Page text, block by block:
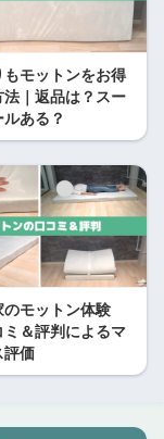
もモットンをお得
法｜返品は？スー
ある？
のモットン体験
ミ＆評判によるマ
評価